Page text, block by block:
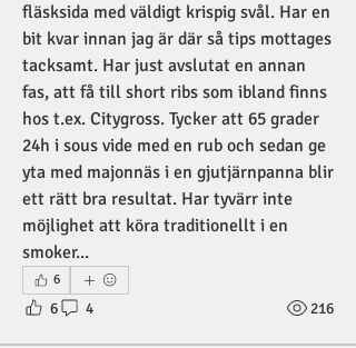
fläsksida med väldigt krispig svål. Har en
bit kvar innan jag är där så tips mottages
tacksamt. Har just avslutat en annan
fas, att få till short ribs som ibland finns
hos t.ex. Citygross. Tycker att 65 grader
24h i sous vide med en rub och sedan ge
yta med majonnäs i en gjutjärnpanna blir
ett rätt bra resultat. Har tyvärr inte
möjlighet att köra traditionellt i en
smoker...
6
6 4 216